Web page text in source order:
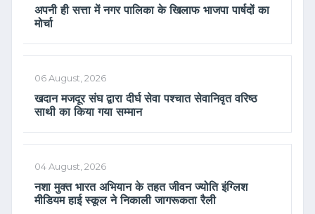
अपनी ही सत्ता में नगर पालिका के खिलाफ भाजपा पार्षदों का
मोर्चा
06 August, 2026
खदान मजदूर संघ द्वारा दीर्घ सेवा पश्चात सेवानिवृत वरिष्ठ
साथी का किया गया सम्मान
04 August, 2026
नशा मुक्त भारत अभियान के तहत जीवन ज्योति इंग्लिश
मीडियम हाई स्कूल ने निकाली जागरूकता रैली